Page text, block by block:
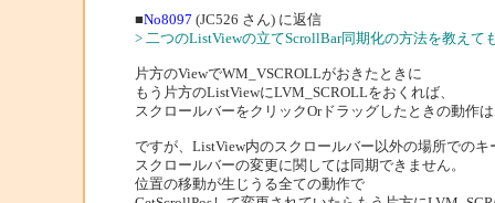
■No8097 (JC526 さん) に返信
> 二つのListViewの立てScrollBar同期化の方法を教えて
片方のViewでWM_VSCROLLがおきたときに
もう片方のListViewにLVM_SCROLLをおくれば、
スクロールバーをクリックOrドラッグしたときの動作は
ですが、ListView内のスクロールバー以外の場所での
スクロールバーの変更に関しては同期できません。
位置の移動が生じうる全ての動作で